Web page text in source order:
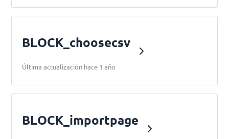
BLOCK_choosecsv
Última actualización hace 1 año
BLOCK_importpage